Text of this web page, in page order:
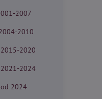
2007
2010
2020
2024
2024